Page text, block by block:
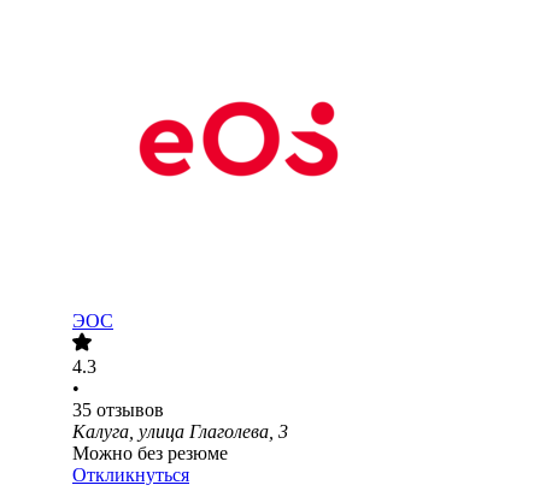
ЭОС
4.3
•
35 отзывов
Калуга, улица Глаголева, 3
Можно без резюме
Откликнуться